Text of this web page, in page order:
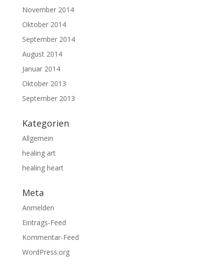
November 2014
Oktober 2014
September 2014
August 2014
Januar 2014
Oktober 2013
September 2013
Kategorien
Allgemein
healing art
healing heart
Meta
Anmelden
Eintrags-Feed
Kommentar-Feed
WordPress.org